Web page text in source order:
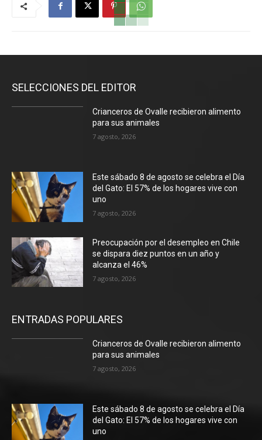
SELECCIONES DEL EDITOR
Crianceros de Ovalle recibieron alimento
para sus animales
7 agosto, 2026
Este sábado 8 de agosto se celebra el Día
del Gato: El 57% de los hogares vive con
uno
7 agosto, 2026
Preocupación por el desempleo en Chile
se dispara diez puntos en un año y
alcanza el 46%
7 agosto, 2026
ENTRADAS POPULARES
Crianceros de Ovalle recibieron alimento
para sus animales
7 agosto, 2026
Este sábado 8 de agosto se celebra el Día
del Gato: El 57% de los hogares vive con
uno